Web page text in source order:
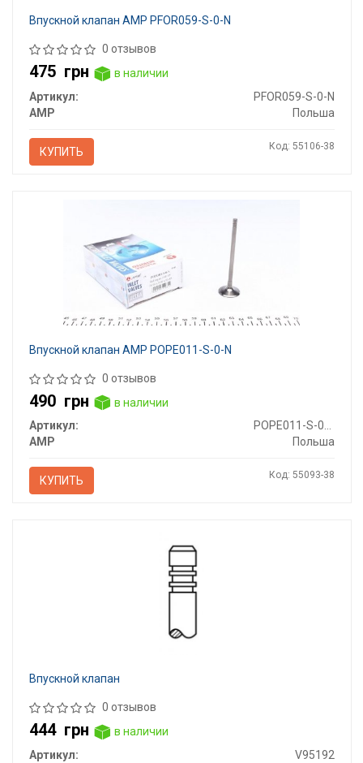
Впускной клапан AMP PFOR059-S-0-N
0 отзывов
475 грн
в наличии
Артикул:
PFOR059-S-0-N
AMP
Польша
КУПИТЬ Код: 55106-38
Впускной клапан AMP POPE011-S-0-N
0 отзывов
490 грн
в наличии
Артикул:
POPE011-S-0-N
AMP
Польша
КУПИТЬ Код: 55093-38
Впускной клапан
0 отзывов
444 грн
в наличии
Артикул:
V95192